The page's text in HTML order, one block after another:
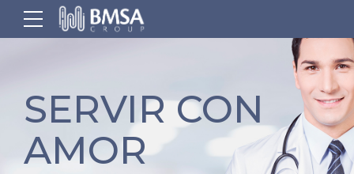
SERVIR CON
AMOR